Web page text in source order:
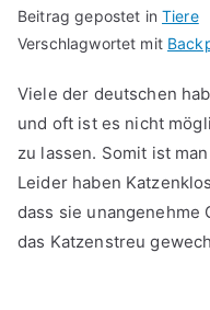
Beitrag gepostet inTiere
Verschlagwortet mit
Viele der deutschen
und oft ist es nicht
zu lassen. Somit ist
Leider haben
dass sie unangenehme
das Katzenstreu